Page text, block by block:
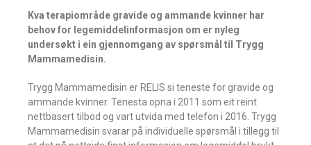
Kva terapiområde gravide og ammande kvinner har
behov for legemiddelinformasjon om er nyleg
undersøkt i ein gjennomgang av spørsmål til Trygg
Mammamedisin.
Trygg Mammamedisin er RELIS si teneste for gravide og
ammande kvinner. Tenesta opna i 2011 som eit reint
nettbasert tilbod og vart utvida med telefon i 2016. Trygg
Mammamedisin svarar på individuelle spørsmål i tillegg til